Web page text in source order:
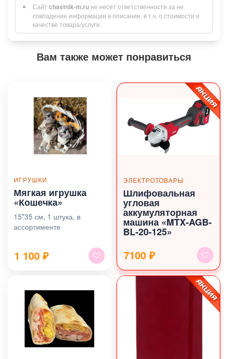
Сайт chastnik-m.ru не несет ответственности за не
совпадение информации в описании, в т.ч. о стоимости и
качестве товара/услуги.
Вам также может понравиться
ИГРУШКИ
Мягкая игрушка
«Кошечка»
15*35 см, 1 штука, в
ассортименте
1 100 ₽
ЭЛЕКТРОТОВАРЫ
Шлифовальная
угловая
аккумуляторная
машина «MTX-AGB-
BL-20-125»
7100 ₽